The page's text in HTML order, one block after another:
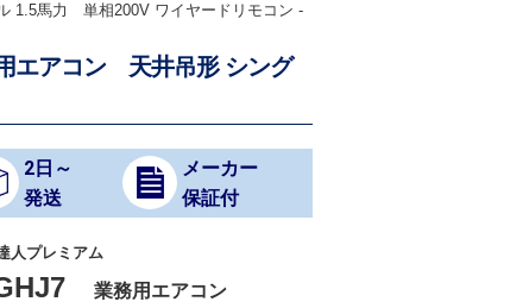
1.5馬力 単相200V ワイヤードリモコン -
エアコン 天井吊形 シング
2日～
発送
メーカー
保証付
人プレミアム
業務用エアコン